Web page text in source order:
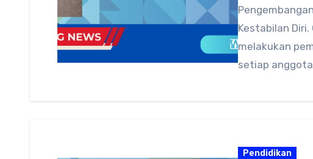
Kestabilan
melakukan
setiap
Pendidikan